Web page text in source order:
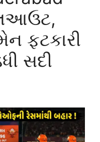
ફટકારી
સદી